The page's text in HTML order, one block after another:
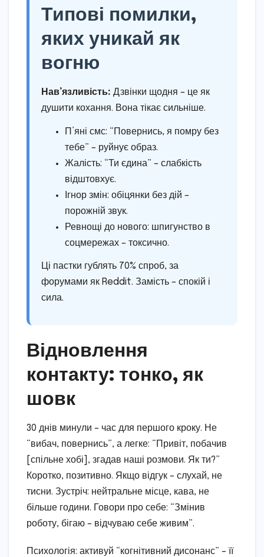
Типові помилки,
яких уникай як
вогню
Нав’язливість: Дзвінки щодня – це як
душити кохання. Вона тікає сильніше.
П’яні смс: “Повернись, я помру без
тебе” – руйнує образ.
Жалість: “Ти єдина” – слабкість
відштовхує.
Ігнор змін: обіцянки без дій –
порожній звук.
Ревнощі до нового: шпигунство в
соцмережах – токсично.
Ці пастки гублять 70% спроб, за
форумами як Reddit. Замість – спокій і
сила.
Відновлення
контакту: тонко, як
шовк
30 днів минули – час для першого кроку. Не
“вибач, повернись”, а легке: “Привіт, побачив
[спільне хобі], згадав наші розмови. Як ти?”
Коротко, позитивно. Якщо відгук – слухай, не
тисни. Зустріч: нейтральне місце, кава, не
більше години. Говори про себе: “Змінив
роботу, бігаю – відчуваю себе живим”.
Психологія: активуй “когнітивний дисонанс” – її